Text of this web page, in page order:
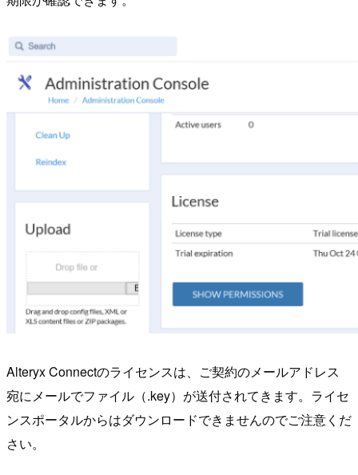
Alteryx Connectのライセンスは、ご契約のメールアドレス
宛にメールでファイル（.key）が送付されてきます。ライセ
ンスポータルからはダウンロードできませんのでご注意くだ
さい。